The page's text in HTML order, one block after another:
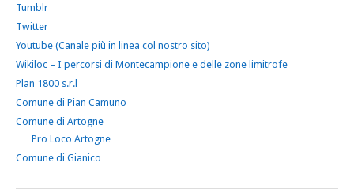
Tumblr
Twitter
Youtube (Canale più in linea col nostro sito)
Wikiloc – I percorsi di Montecampione e delle zone limitrofe
Plan 1800 s.r.l
Comune di Pian Camuno
Comune di Artogne
Pro Loco Artogne
Comune di Gianico